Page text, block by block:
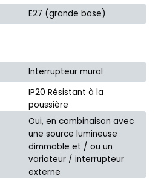
E27 (grande base)
Interrupteur mural
IP20 Résistant à la
poussière
Oui, en combinaison avec
une source lumineuse
dimmable et / ou un
variateur / interrupteur
externe